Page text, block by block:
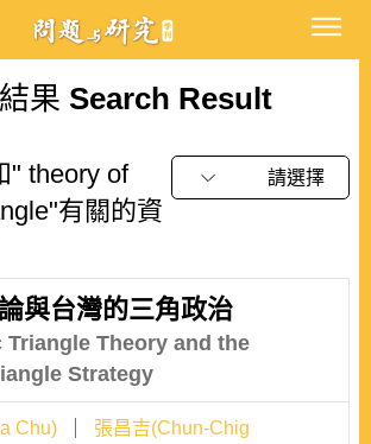
果 Search Result
" theory of
有關的資
請選擇
與台灣的三角政治
Triangle Theory and the
Strategy
Chu)
張昌吉(Chun-Chig